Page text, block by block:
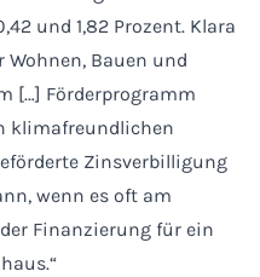
und 1,82 Prozent. Klara
Bauen und
[…] Förderprogramm
klimafreundlichen
Zinsverbilligung
wenn es oft am
Finanzierung für ein